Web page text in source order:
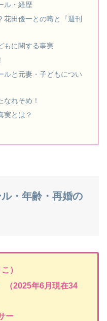
ル・経歴
花田優一との噂と『週刊
もに関する事実
ルと元妻・子どもについ
なれそめ！
実とは？
・年齢・再婚の
）
2025年6月現在34
ー